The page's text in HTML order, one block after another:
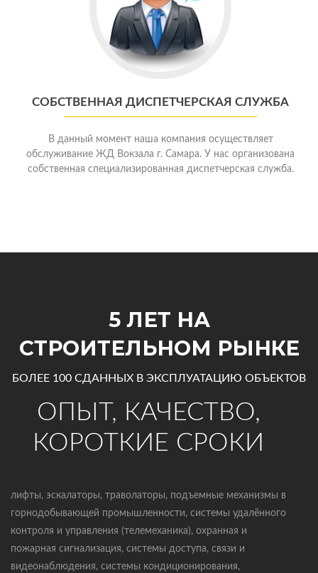
СОБСТВЕННАЯ ДИСПЕТЧЕРСКАЯ СЛУЖБА
В данный момент наша компания осуществляет
обслуживание ЖД Вокзала г. Самара. У нас организована
собственная специализированная диспетчерская служба.
5 ЛЕТ НА
СТРОИТЕЛЬНОМ РЫНКЕ
БОЛЕЕ 100 СДАННЫХ В ЭКСПЛУАТАЦИЮ ОБЪЕКТОВ
ОПЫТ, КАЧЕСТВО,
КОРОТКИЕ СРОКИ
лифты, эскалаторы, траволаторы, подъемные механизмы в
горнодобывающей промышленности, системы удалённого
контроля и управления (телемеханика), охранная и
пожарная сигнализация, системы доступа, связи и
видеонаблюдения, системы кондиционирования,